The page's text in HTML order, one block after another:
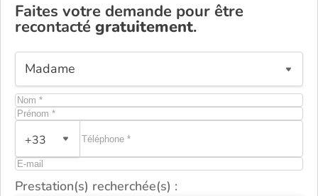
Faites votre demande pour être
recontacté gratuitement.
+33
Prestation(s) recherchée(s) :